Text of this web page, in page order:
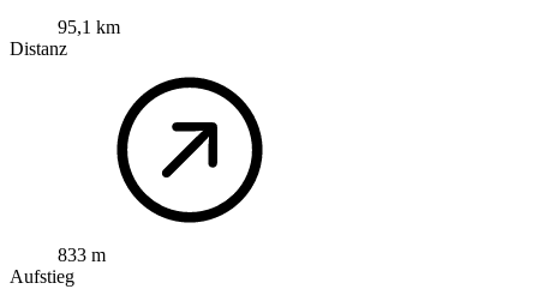
95,1 km
Distanz
833 m
Aufstieg